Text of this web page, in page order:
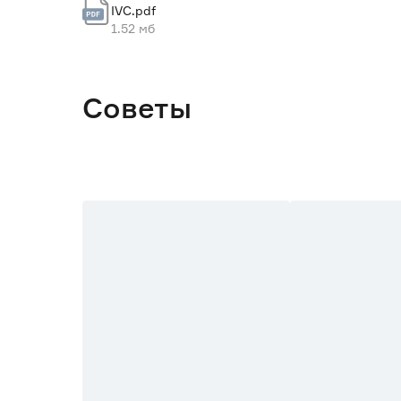
МаркаIVC.pdf
1.52 мб
Советы